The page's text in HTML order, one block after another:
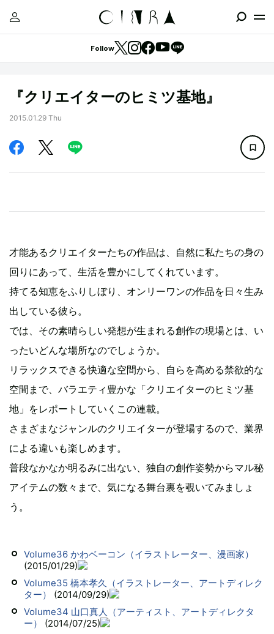
Follow
『クリエイターのヒミツ基地』
2015.01.29 Thu
才能あるクリエイターたちの作品は、自然に私たちの身の
回りにあって、生活を豊かにしてくれています。
持てる知恵をふりしぼり、オンリーワンの作品を日々生み
出している彼ら。
では、その素晴らしい発想が生まれる創作の現場とは、い
ったいどんな場所なのでしょうか。
リラックスできる快適な空間から、自らを高める禁欲的な
空間まで、バラエティ豊かな「クリエイターのヒミツ基
地」をレポートしていくこの連載。
さまざまなジャンルのクリエイターが登場するので、業界
による違いも楽しめます。
普段なかなか明るみに出ない、独自の創作姿勢からマル秘
アイテムの数々まで、気になる舞台裏を覗いてみましょ
う。
Volume36 かわベーコン（イラストレーター、漫画家）
(2015/01/29)
Volume35 橋本孝久（イラストレーター、アートディレク
ター）
(2014/09/29)
Volume34 山口真人（アーティスト、アートディレクタ
ー）
(2014/07/25)